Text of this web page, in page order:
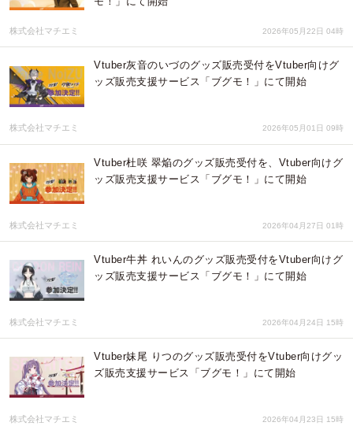
株式会社マチエミ 2026年05月22日 04時
Vtuber灰音のいづのグッズ販売受付をVtuber向けグ
ッズ販売支援サービス「ブグモ！」にて開始
株式会社マチエミ 2026年05月01日 09時
Vtuber杜咲 翠焔のグッズ販売受付を、Vtuber向けグ
ッズ販売支援サービス「ブグモ！」にて開始
株式会社マチエミ 2026年04月27日 01時
Vtuber牛丼 れいんのグッズ販売受付をVtuber向けグ
ッズ販売支援サービス「ブグモ！」にて開始
株式会社マチエミ 2026年04月24日 15時
Vtuber妹尾 りつのグッズ販売受付をVtuber向けグッ
ズ販売支援サービス「ブグモ！」にて開始
株式会社マチエミ 2026年04月23日 15時